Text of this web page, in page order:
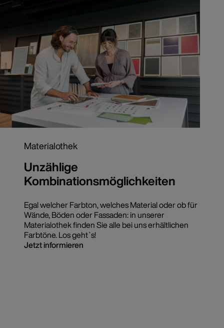
Materialothek
Unzählige
Kombinationsmöglichkeiten
Egal welcher Farbton, welches Material oder ob für
Wände, Böden oder Fassaden: in unserer
Materialothek finden Sie alle bei uns erhältlichen
Farbtöne. Los geht`s!
Jetzt informieren